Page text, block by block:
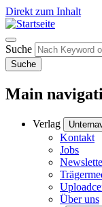
Direkt zum Inhalt
Suche
Suche
Main
Verlag
Kontakt
Jobs
Über uns